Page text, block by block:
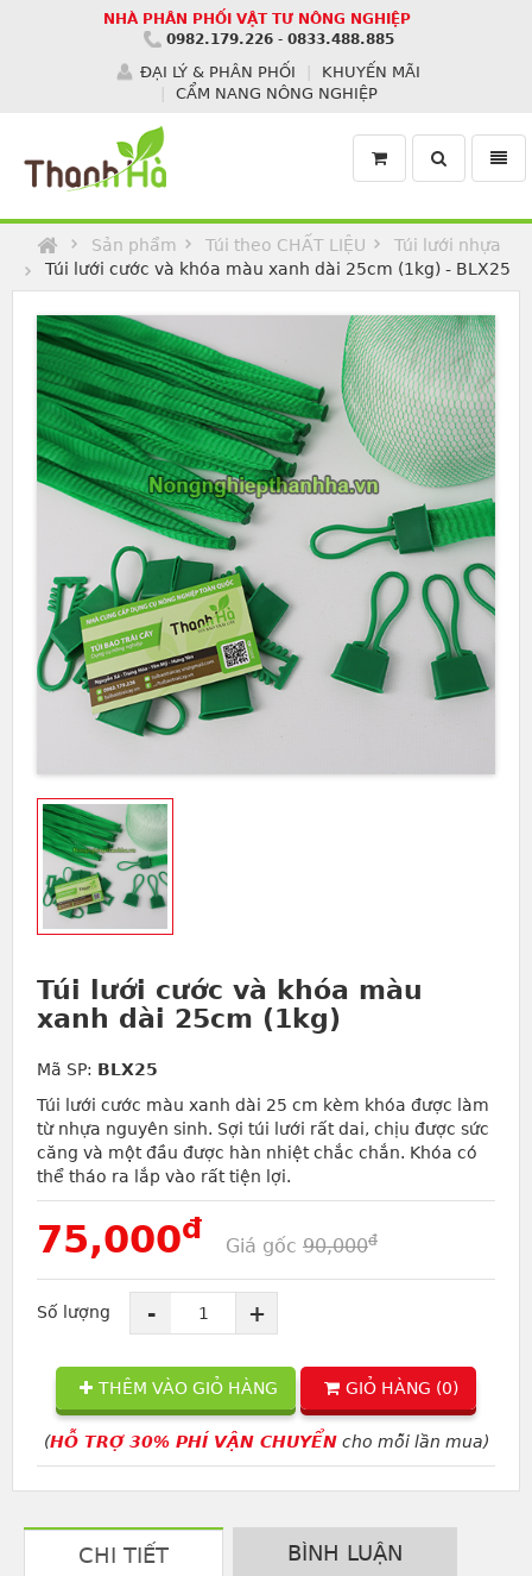
NHÀ PHÂN PHỐI VẬT TƯ NÔNG NGHIỆP
0982.179.226 - 0833.488.885
ĐẠI LÝ & PHÂN PHỐI
KHUYẾN MÃI
CẨM NANG NÔNG NGHIỆP
Toggle
search
Sản phẩm Túi theo CHẤT LIỆU
Túi lưới nhựa
Túi lưới cước và khóa màu xanh dài 25cm (1kg) - BLX25
Túi lưới cước và khóa màu
xanh dài 25cm (1kg)
Mã SP: BLX25
Túi lưới cước màu xanh dài 25 cm kèm khóa được làm
từ nhựa nguyên sinh. Sợi túi lưới rất dai, chịu được sức
căng và một đầu được hàn nhiệt chắc chắn. Khóa có
thể tháo ra lắp vào rất tiện lợi.
75,000đ
Giá gốc 90,000đ
Số lượng - +
THÊM VÀO GIỎ HÀNG GIỎ HÀNG (0)
(HỖ TRỢ 30% PHÍ VẬN CHUYỂNcho mỗi lần mua)
CHI TIẾT BÌNH LUẬN